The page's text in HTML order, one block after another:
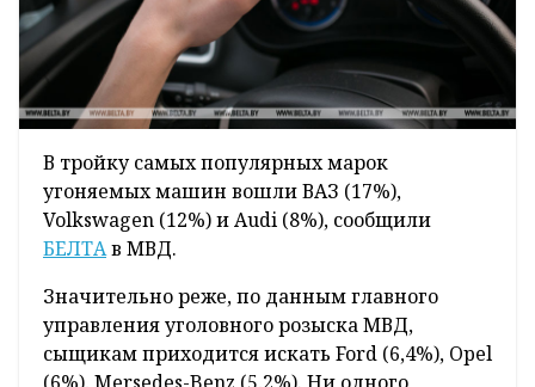
В тройку самых популярных марок
угоняемых машин вошли ВАЗ (17%),
Volkswagen (12%) и Audi (8%), сообщили
БЕЛТАв МВД.
Значительно реже, по данным главного
управления уголовного розыска МВД,
сыщикам приходится искать Ford (6,4%), Opel